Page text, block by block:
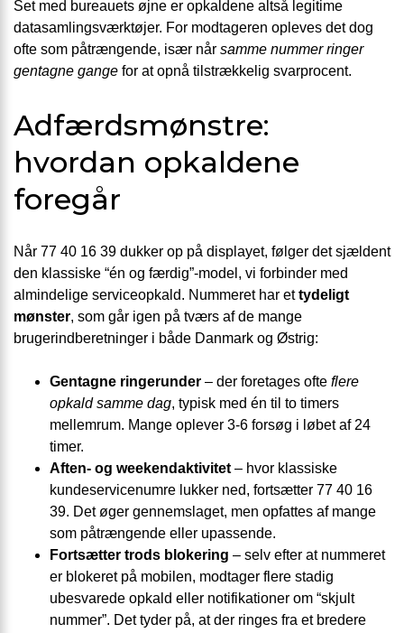
Set med bureauets øjne er opkaldene altså legitime
datasamlingsværktøjer. For modtageren opleves det dog
ofte som påtrængende, især når samme nummer ringer
gentagne gange for at opnå tilstrækkelig svarprocent.
Adfærdsmønstre:
hvordan opkaldene
foregår
Når 77 40 16 39 dukker op på displayet, følger det sjældent
den klassiske “én og færdig”-model, vi forbinder med
almindelige serviceopkald. Nummeret har ettydeligt
mønster, som går igen på tværs af de mange
brugerindberetninger i både Danmark og Østrig:
Gentagne ringerunder – der foretages ofte flere
opkald samme dag, typisk med én til to timers
mellemrum. Mange oplever 3-6 forsøg i løbet af 24
timer.
Aften- og weekendaktivitet – hvor klassiske
kundeservicenumre lukker ned, fortsætter 77 40 16
39. Det øger gennemslaget, men opfattes af mange
som påtrængende eller upassende.
Fortsætter trods blokering – selv efter at nummeret
er blokeret på mobilen, modtager flere stadig
ubesvarede opkald eller notifikationer om “skjult
nummer”. Det tyder på, at der ringes fra et bredere